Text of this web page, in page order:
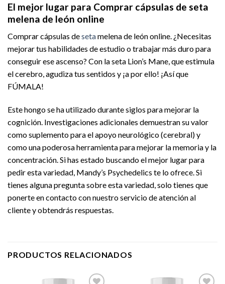
El mejor lugar para Comprar cápsulas de seta
melena de león online
Comprar cápsulas desetamelena de león online. ¿Necesitas
mejorar tus habilidades de estudio o trabajar más duro para
conseguir ese ascenso? Con la seta Lion’s Mane, que estimula
el cerebro, agudiza tus sentidos y ¡a por ello! ¡Así que
FÚMALA!
Este hongo se ha utilizado durante siglos para mejorar la
cognición. Investigaciones adicionales demuestran su valor
como suplemento para el apoyo neurológico (cerebral) y
como una poderosa herramienta para mejorar la memoria y la
concentración. Si has estado buscando el mejor lugar para
pedir esta variedad, Mandy’s Psychedelics te lo ofrece. Si
tienes alguna pregunta sobre esta variedad, solo tienes que
ponerte en contacto con nuestro servicio de atención al
cliente y obtendrás respuestas.
PRODUCTOS RELACIONADOS